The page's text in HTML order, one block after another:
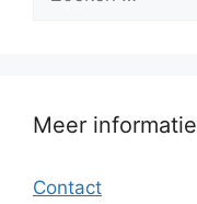
Meer informatie
Contact